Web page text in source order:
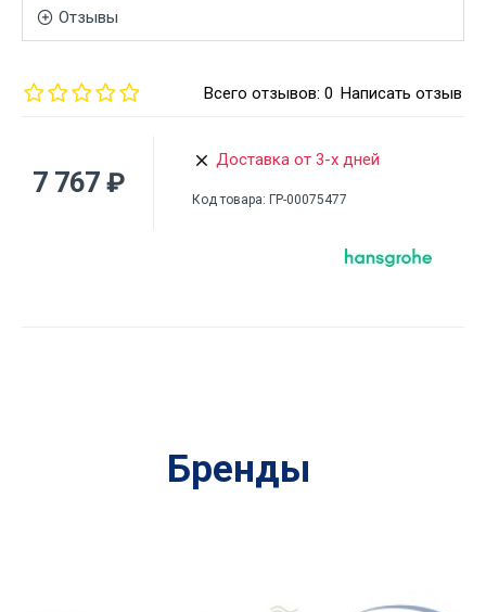
Отзывы
Всего отзывов: 0 Написать отзыв
7 767 ₽
Доставка от 3-х дней
Код товара: ГР-00075477
Бренды